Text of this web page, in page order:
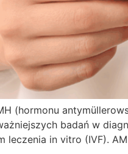
(hormonu
badań w
leczenia in vitro (IVF).